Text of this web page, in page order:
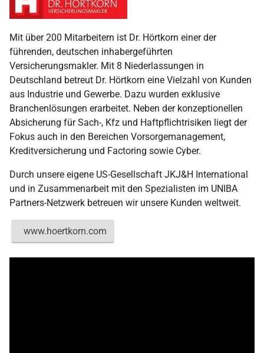
Mit über 200 Mitarbeitern ist Dr. Hörtkorn einer der
führenden, deutschen inhabergeführten
Versicherungsmakler. Mit 8 Niederlassungen in
Deutschland betreut Dr. Hörtkorn eine Vielzahl von Kunden
aus Industrie und Gewerbe. Dazu wurden exklusive
Branchenlösungen erarbeitet. Neben der konzeptionellen
Absicherung für Sach-, Kfz und Haftpflichtrisiken liegt der
Fokus auch in den Bereichen Vorsorgemanagement,
Kreditversicherung und Factoring sowie Cyber.
Durch unsere eigene US-Gesellschaft JKJ&H International
und in Zusammenarbeit mit den Spezialisten im UNIBA
Partners-Netzwerk betreuen wir unsere Kunden weltweit.
www.hoertkorn.com